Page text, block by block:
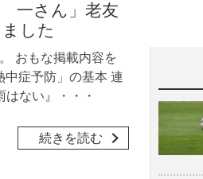
一さん」老友
した
おもな掲載内容を
中症予防」の基本 連
ない』・・・
続きを読む